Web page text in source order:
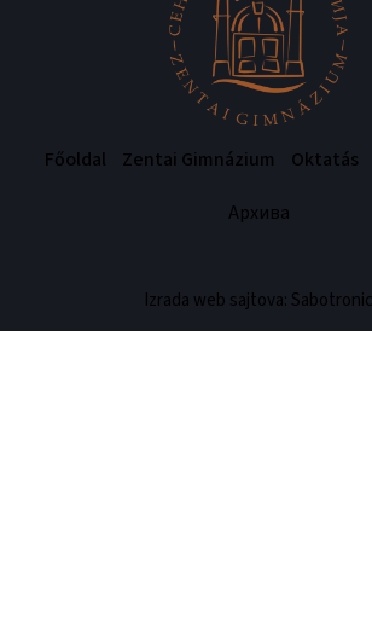
Főoldal Zentai Gimnázium Oktatás
Архива
Izrada web sajtova: Sabotronic